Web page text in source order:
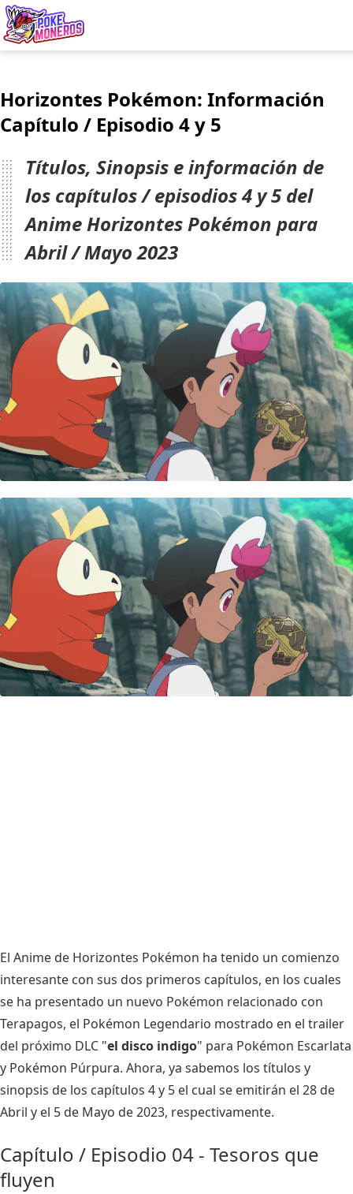
Minijuegos
Team Builder
Tabla de Tipos
Naturalezas
Noticias
Horizontes Pokémon: Información
Capítulo / Episodio 4 y 5
Títulos, Sinopsis e información de
los capítulos / episodios 4 y 5 del
Anime Horizontes Pokémon para
Abril / Mayo 2023
El Anime de Horizontes Pokémon ha tenido un comienzo
interesante con sus dos primeros capítulos, en los cuales
se ha presentado un nuevo Pokémon relacionado con
Terapagos, el Pokémon Legendario mostrado en el trailer
del próximo DLC "el disco indigo" para Pokémon Escarlata
y Pokémon Púrpura. Ahora, ya sabemos los títulos y
sinopsis de los capítulos 4 y 5 el cual se emitirán el 28 de
Abril y el 5 de Mayo de 2023, respectivamente.
Capítulo / Episodio 04 - Tesoros que
fluyen